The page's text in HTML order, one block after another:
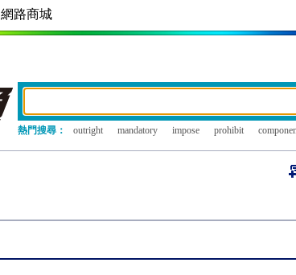
網路商城
熱門搜尋： outright mandatory impose prohibit